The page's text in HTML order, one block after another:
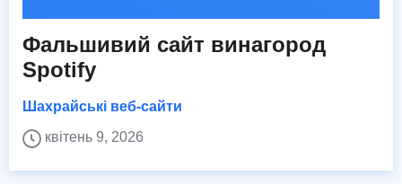
Фальшивий сайт винагород
Spotify
Шахрайські веб-сайти
квітень 9, 2026